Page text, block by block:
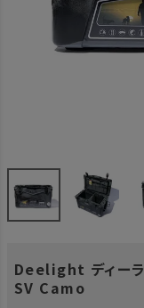
Deelight ディー
SV Camo